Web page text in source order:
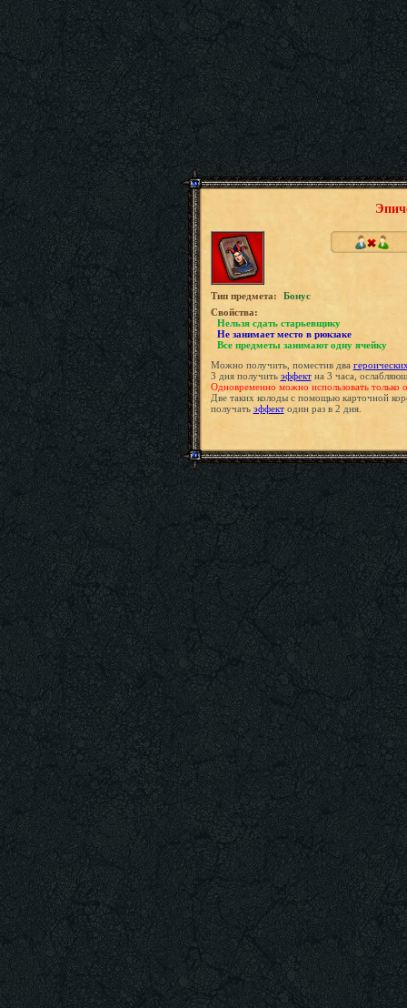
Tип предмета:
Бонус
Свойства:
Нельзя сдать старьевщику
Не занимает место в рюкзаке
Все предметы занимают одну ячейку
Можно получить, поместив два
3 дня получить эффектна 3 часа,
Одновременно можно использовать только
Две таких колоды с помощью карточной
получать эффектодин раз в 2 дня.